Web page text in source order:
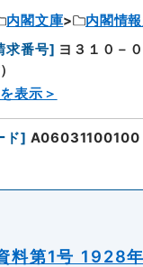
内閣文庫
内閣情
求番号] ヨ３１０－
表示＞
ド] A06031100100
料第1号 1928